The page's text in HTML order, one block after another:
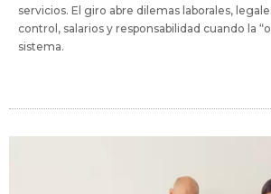
servicios. El giro abre dilemas laborales,
control, salarios y responsabilidad cuando la
sistema.